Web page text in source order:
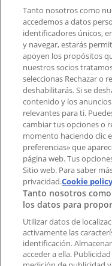
Contacto
Contacto
Tienda mal
Notificar un
¿Encontraste un
aplicación?
Índices
Marcas
Negocios
Negocios
Productos
Ciudades
Descargar la APP
Tanto nosotros como
accedemos a datos
identificadores únicos,
y navegar, estarás
apoyen los propósitos
nuestros socios
seleccionas Rechazar o
deshabilitarás. Si se
contenido y los
relevantes para ti.
cambiar tus opciones o
momento haciendo clic
preferencias» que
página web. Tus
Sitio web. Para saber
privacidad.Cookie
Tanto nosotros
los datos para
Utilizar datos de
activamente las
identificación.
acceder a ella.